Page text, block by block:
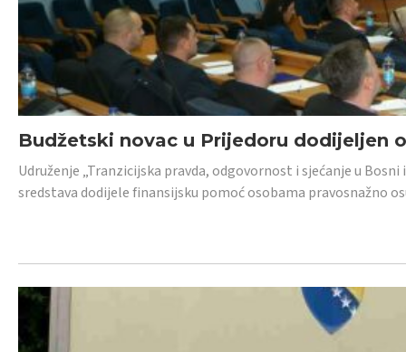
Budžetski novac u Prijedoru dodijeljen
Udruženje „Tranzicijska pravda, odgovornost i sjećanje u
sredstava dodijele finansijsku pomoć osobama pravosnažno